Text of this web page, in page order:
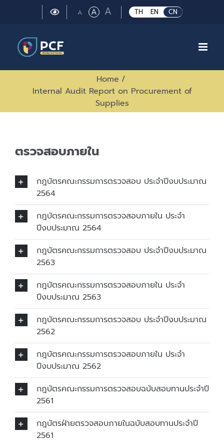
TH EN CN
A Small
ARegular
ALarge
font
Home /
Internal Audit Report on Procurement of
Supplies
ตรวจสอบภายใน
กฎบัตรคณะกรรมการตรวจสอบ ประจำปีงบประมาณ
2564
กฎบัตรคณะกรรมการตรวจสอบภายใน ประจำ
ปีงบประมาณ 2564
กฎบัตรคณะกรรมการตรวจสอบ ประจำปีงบประมาณ
2563
กฎบัตรคณะกรรมการตรวจสอบภายใน ประจำ
ปีงบประมาณ 2563
กฎบัตรคณะกรรมการตรวจสอบ ประจำปีงบประมาณ
2562
กฎบัตรคณะกรรมการตรวจสอบภายใน ประจำ
ปีงบประมาณ 2562
กฎบัตรคณะกรรมการตรวจสอบฉบับสอบทานประจำปี
2561
กฎบัตรฝ่ายตรวจสอบภายในฉบับสอบทานประจำปี
2561